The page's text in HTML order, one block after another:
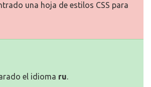
una hoja de estilos CSS para
el idioma ru.